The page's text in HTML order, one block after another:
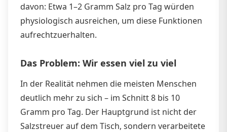
davon: Etwa 1–2 Gramm Salz pro Tag würden
physiologisch ausreichen, um diese Funktionen
aufrechtzuerhalten.
Das Problem: Wir essen viel zu viel
In der Realität nehmen die meisten Menschen
deutlich mehr zu sich – im Schnitt 8 bis 10
Gramm pro Tag. Der Hauptgrund ist nicht der
Salzstreuer auf dem Tisch, sondern verarbeitete